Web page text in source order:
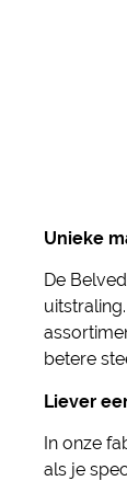
Unieke
De
betere
Liever
In onze
als je